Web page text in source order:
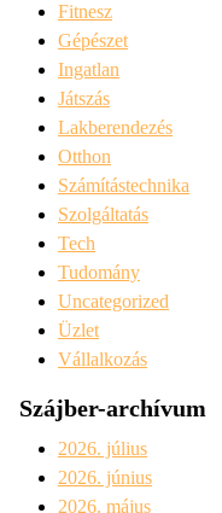
Fitnesz
Gépészet
Ingatlan
Játszás
Lakberendezés
Otthon
Számítástechnika
Szolgáltatás
Tech
Tudomány
Uncategorized
Üzlet
Vállalkozás
Szájber-archívum
2026. július
2026. június
2026. május